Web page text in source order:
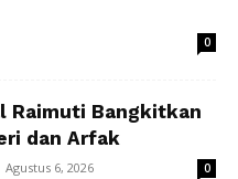
0
Raimuti Bangkitkan
dan Arfak
Agustus 6, 2026 0